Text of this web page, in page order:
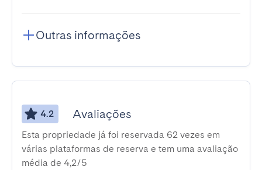
Outras informações
4.2 Avaliações
Esta propriedade já foi reservada 62 vezes em
várias plataformas de reserva e tem uma avaliação
média de 4,2/5